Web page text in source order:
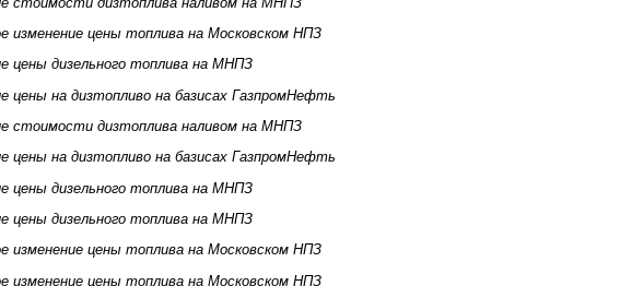
изменение цены топлива на Московском НПЗ
цены дизельного топлива на МНПЗ
цены на дизтопливо на базисах ГазпромНефть
стоимости дизтоплива наливом на МНПЗ
цены на дизтопливо на базисах ГазпромНефть
цены дизельного топлива на МНПЗ
цены дизельного топлива на МНПЗ
изменение цены топлива на Московском НПЗ
изменение цены топлива на Московском НПЗ